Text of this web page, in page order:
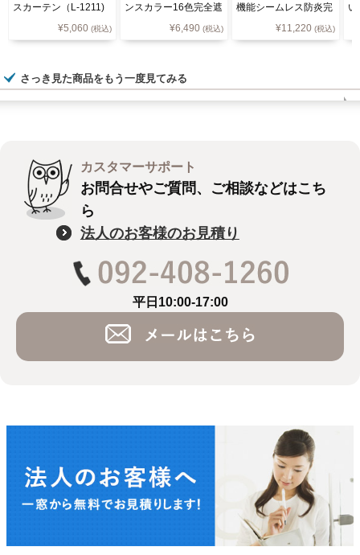
スカーテン（L-1211)
¥5,060 (税込)
ンスカラー16色完全遮
光カーテン Ｄ-1546
¥6,490 (税込)
機能シームレス防炎完
全遮光カーテンD-180
¥11,220 (税込)
さっき見た商品をもう一度見てみる
カスタマーサポート
お問合せやご質問、ご相談などはこち
ら
法人のお客様のお見積り
平日10:00-17:00